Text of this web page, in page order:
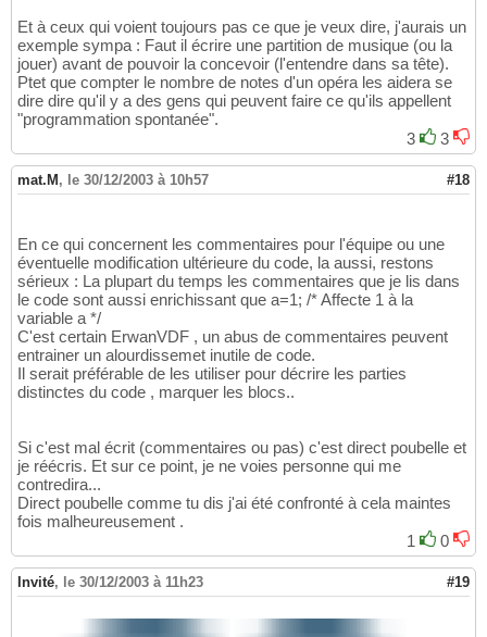
Et à ceux qui voient toujours pas ce que je veux dire, j'aurais un
exemple sympa : Faut il écrire une partition de musique (ou la
jouer) avant de pouvoir la concevoir (l'entendre dans sa tête).
Ptet que compter le nombre de notes d'un opéra les aidera se
dire dire qu'il y a des gens qui peuvent faire ce qu'ils appellent
"programmation spontanée".
3
3
mat.M, le 30/12/2003 à 10h57 #18
En ce qui concernent les commentaires pour l'équipe ou une
éventuelle modification ultérieure du code, la aussi, restons
sérieux : La plupart du temps les commentaires que je lis dans
le code sont aussi enrichissant que a=1; /* Affecte 1 à la
variable a */
C'est certain ErwanVDF , un abus de commentaires peuvent
entrainer un alourdissemet inutile de code.
Il serait préférable de les utiliser pour décrire les parties
distinctes du code , marquer les blocs..
Si c'est mal écrit (commentaires ou pas) c'est direct poubelle et
je réécris. Et sur ce point, je ne voies personne qui me
contredira...
Direct poubelle comme tu dis j'ai été confronté à cela maintes
fois malheureusement .
1
0
Invité, le 30/12/2003 à 11h23 #19